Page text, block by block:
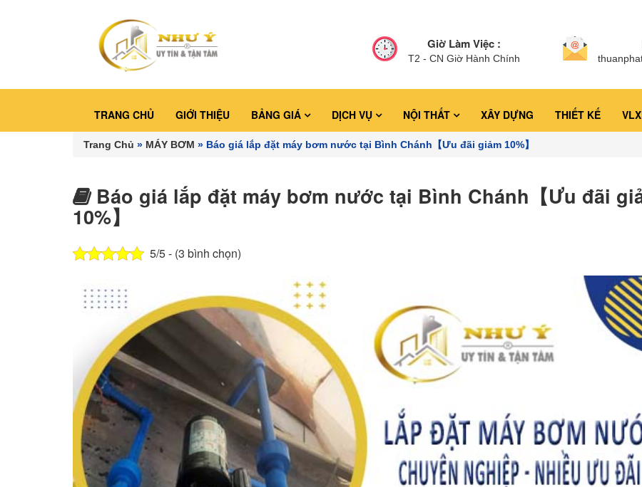
Giờ Làm Việc :
T2 - CN Giờ Hành Chính
TRANG CHỦ GIỚI THIỆU BẢNG GIÁ DỊCH VỤ NỘI THẤT XÂY DỰNG THIẾT KẾ
Trang Chủ » MÁY BƠM » Báo giá lắp đặt máy bơm nước tại Bình Chánh【Ưu đãi giảm 10%】
Báo giá lắp đặt máy bơm nước tại Bình Chánh【Ưu đãi
10%】
5/5 - (3 bình chọn)